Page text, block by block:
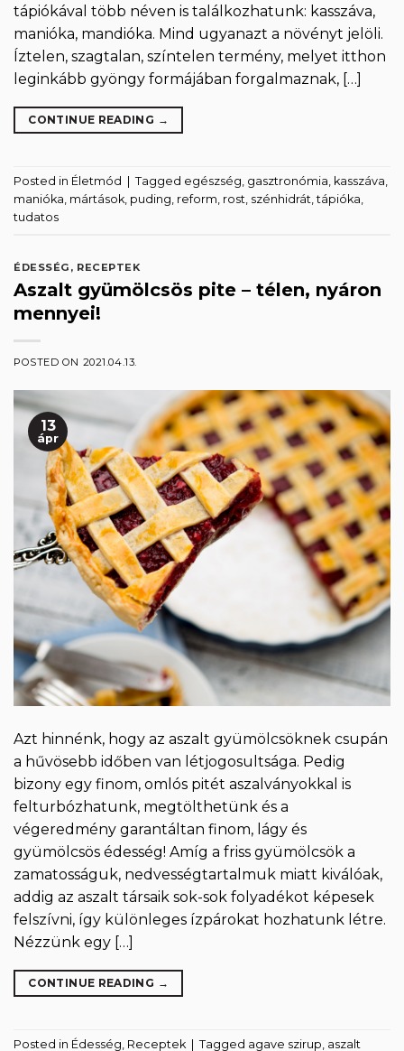
tápiókával több néven is találkozhatunk: kasszáva,
manióka, mandióka. Mind ugyanazt a növényt jelöli.
Íztelen, szagtalan, színtelen termény, melyet itthon
leginkább gyöngy formájában forgalmaznak, […]
CONTINUE READING →
Posted in Életmód Tagged egészség, gasztronómia, kasszáva,
manióka, mártások, puding, reform, rost, szénhidrát,tápióka,
tudatos
ÉDESSÉG , RECEPTEK
Aszalt gyümölcsös pite – télen, nyáron
mennyei!
POSTED ON 2021.04.13.
13
ápr
Azt hinnénk, hogy az aszalt gyümölcsöknek csupán
a hűvösebb időben van létjogosultsága. Pedig
bizony egy finom, omlós pitét aszalványokkal is
felturbózhatunk, megtölthetünk és a
végeredmény garantáltan finom, lágy és
gyümölcsös édesség! Amíg a friss gyümölcsök a
zamatosságuk, nedvességtartalmuk miatt kiválóak,
addig az aszalt társaik sok-sok folyadékot képesek
felszívni, így különleges ízpárokat hozhatunk létre.
Nézzünk egy […]
CONTINUE READING →
Posted in Édesség, Receptek Tagged agave szirup, aszalt